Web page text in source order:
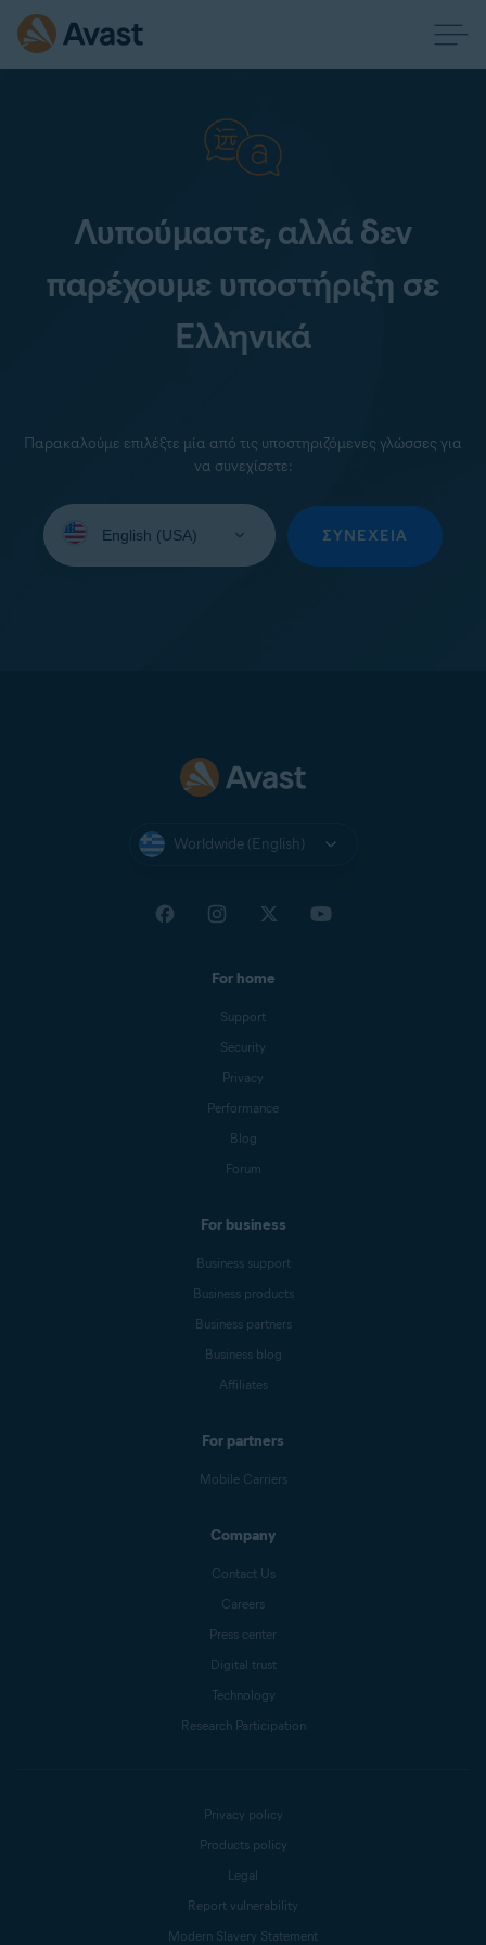
Λυπούμαστε, αλλά δεν
παρέχουμε υποστήριξη σε
Ελληνικά
Παρακαλούμε επιλέξτε μία από τις υποστηριζόμενες γλώσσες για
να συνεχίσετε:
your
ΣΥΝΈΧΕΙΑ
Worldwide (English)
For home
Support
Security
Privacy
Performance
Blog
Forum
For business
Business support
Business products
Business partners
Business blog
Affiliates
For partners
Mobile Carriers
Company
Contact Us
Careers
Press center
Digital trust
Technology
Research Participation
Privacy policy
Products policy
Legal
Report vulnerability
Modern Slavery Statement